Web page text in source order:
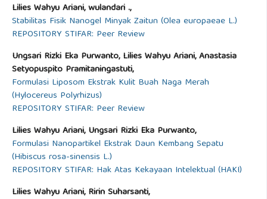
Lilies Wahyu Ariani, wulandari .,
Stabilitas Fisik Nanogel Minyak Zaitun (Olea europaeae L.)
REPOSITORY STIFAR: Peer Review
Ungsari Rizki Eka Purwanto, Lilies Wahyu Ariani, Anastasia
Setyopuspito Pramitaningastuti,
Formulasi Liposom Ekstrak Kulit Buah Naga Merah
(Hylocereus Polyrhizus)
REPOSITORY STIFAR: Peer Review
Lilies Wahyu Ariani, Ungsari Rizki Eka Purwanto,
Formulasi Nanopartikel Ekstrak Daun Kembang Sepatu
(Hibiscus rosa-sinensis L.)
REPOSITORY STIFAR: Hak Atas Kekayaan Intelektual (HAKI)
Lilies Wahyu Ariani, Ririn Suharsanti,